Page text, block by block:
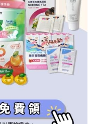
附設幼兒園
小袋鼠幼師網